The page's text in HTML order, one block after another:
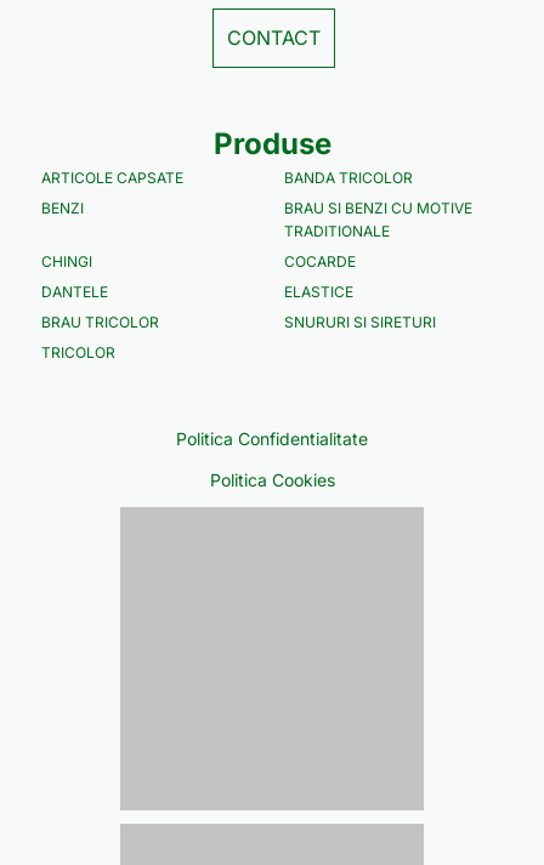
CONTACT
Produse
ARTICOLE CAPSATE
BANDA TRICOLOR
BENZI
BRAU SI BENZI CU MOTIVE
TRADITIONALE
CHINGI
COCARDE
DANTELE
ELASTICE
BRAU TRICOLOR
SNURURI SI SIRETURI
TRICOLOR
Politica Confidentialitate
Politica Cookies